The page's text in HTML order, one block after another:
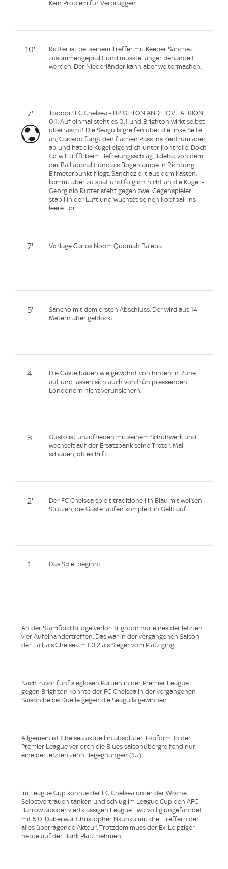
Kein Problem für Verbruggen.
10'
Rutter ist bei seinem Treffer mit Keeper Sanchez
zusammengeprallt und musste länger behandelt
werden. Der Niederländer kann aber weitermachen.
7'
Toooor! FC Chelsea - BRIGHTON AND HOVE ALBION
0:1. Auf einmal steht es 0:1 und Brighton wirkt selbst
überrascht! Die Seagulls greifen über die linke Seite
an, Caicedo fängt den flachen Pass ins Zentrum aber
ab und hat die Kugel eigentlich unter Kontrolle. Doch
Colwill trifft beim Befreiungsschlag Baleba, von dem
der Ball abprallt und als Bogenlampe in Richtung
Elfmeterpunkt fliegt. Sanchez eilt aus dem Kasten,
kommt aber zu spät und folglich nicht an die Kugel -
Georginio Rutter steht gegen zwei Gegenspieler
stabil in der Luft und wuchtet seinen Kopfball ins
leere Tor.
7' Vorlage Carlos Noom Quomah Baleba
5'
Sancho mit dem ersten Abschluss. Der wird aus 14
Metern aber geblockt.
4'
Die Gäste bauen wie gewohnt von hinten in Ruhe
auf und lassen sich auch von früh pressenden
Londonern nicht verunsichern.
3'
Gusto ist unzufrieden mit seinem Schuhwerk und
wechselt auf der Ersatzbank seine Treter. Mal
schauen, ob es hilft.
2'
Der FC Chelsea spielt traditionell in Blau mit weißen
Stutzen, die Gäste laufen komplett in Gelb auf.
1' Das Spiel beginnt.
An der Stamford Bridge verlor Brighton nur eines der letzten
vier Aufeinandertreffen. Das war in der vergangenen Saison
der Fall, als Chelsea mit 3:2 als Sieger vom Platz ging.
Nach zuvor fünf sieglosen Partien in der Premier League
gegen Brighton konnte der FC Chelsea in der vergangenen
Saison beide Duelle gegen die Seagulls gewinnen.
Allgemein ist Chelsea aktuell in absoluter Topform. In der
Premier League verloren die Blues saisonübergreifend nur
eine der letzten zehn Begegnungen (1U).
Im League Cup konnte der FC Chelsea unter der Woche
Selbstvertrauen tanken und schlug im League Cup den AFC
Barrow aus der viertklassigen League Two völlig ungefährdet
mit 5:0. Dabei war Christopher Nkunku mit drei Treffern der
alles überragende Akteur. Trotzdem muss der Ex-Leipziger
heute auf der Bank Platz nehmen.